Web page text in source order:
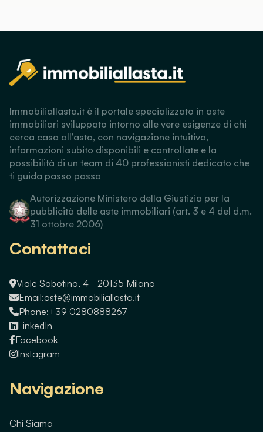
Immobiliallasta.it è il portale specializzato in aste
immobiliari sviluppato intorno alle vere esigenze di chi
cerca casa all’asta, con navigazione intuitiva,
informazioni subito disponibili e controllate e la
possibilità di un team di 40 professionisti dedicato che
ti guida passo passo
Autorizzazione Ministero della Giustizia per la
pubblicità delle aste immobiliari (art. 3 e 4 del d.m.
31 ottobre 2006)
Contattaci
Viale Sabotino, 4 - 20135 Milano
Email:aste@immobiliallasta.it
Phone:+39 0280888267
LinkedIn
Facebook
Instagram
Navigazione
Chi Siamo